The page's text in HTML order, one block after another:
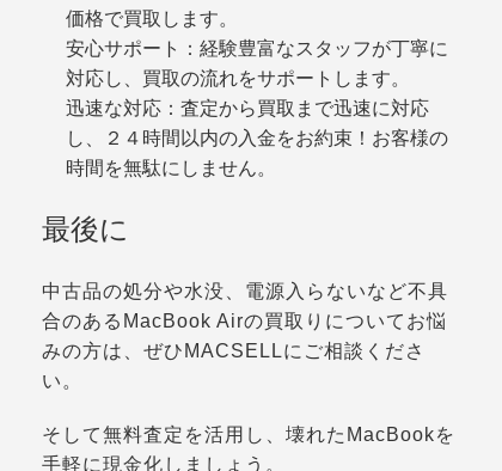
価格で買取します。
安心サポート：経験豊富なスタッフが丁寧に
対応し、買取の流れをサポートします。
迅速な対応：査定から買取まで迅速に対応
し、２４時間以内の入金をお約束！お客様の
時間を無駄にしません。
最後に
中古品の処分や水没、電源入らないなど不具
合のあるMacBook Airの買取りについてお悩
みの方は、ぜひMACSELLにご相談くださ
い。
そして無料査定を活用し、壊れたMacBookを
手軽に現金化しましょう。